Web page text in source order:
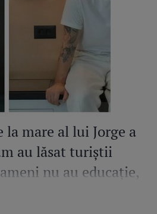
mare al lui Jorge a
au lăsat turiștii
nu au educație,